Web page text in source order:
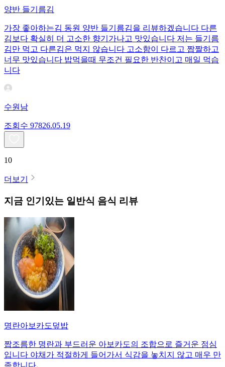
양반 들기름김
가장 좋아하는김 동원 양반 들기름김을 리뷰하겠습니다 다른
김보다 확실히 더 고소한 향기가나고 맛있습니다 저는 들기름
김만 먹고 다른김은 먹지 않습니다 고소함이 다르고 짭짤하고
너무 맛있습니다 밥먹을때 무조건 필요한 반찬이고 매일 먹습
니다
수원남
조회수 97826.05.19
10
더보기
지금 인기있는 일반식 음식 리뷰
명란아보카도덮밥
짭조름한 명란과 부드러운 아보카도의 조합으로 즐거운 점심
입니다 야채가 적절하게 들어가서 식감을 놓치지 않고 매우 만
족합니다.